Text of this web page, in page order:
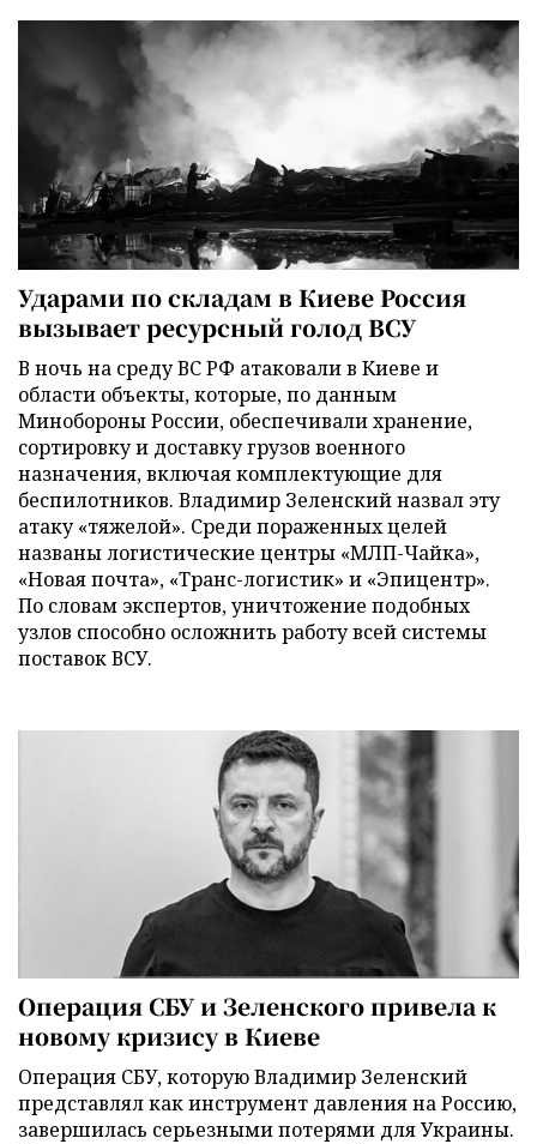
Ударами по складам в Киеве Россия
вызывает ресурсный голод ВСУ
В ночь на среду ВС РФ атаковали в Киеве и
области объекты, которые, по данным
Минобороны России, обеспечивали хранение,
сортировку и доставку грузов военного
назначения, включая комплектующие для
беспилотников. Владимир Зеленский назвал эту
атаку «тяжелой». Среди пораженных целей
названы логистические центры «МЛП-Чайка»,
«Новая почта», «Транс-логистик» и «Эпицентр».
По словам экспертов, уничтожение подобных
узлов способно осложнить работу всей системы
поставок ВСУ.
Операция СБУ и Зеленского привела к
новому кризису в Киеве
Операция СБУ, которую Владимир Зеленский
представлял как инструмент давления на Россию,
завершилась серьезными потерями для Украины.